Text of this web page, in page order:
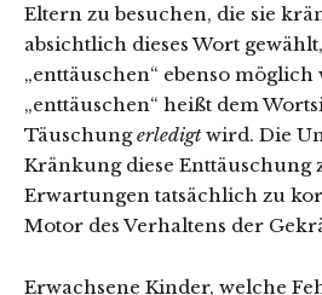
Eltern zu besuchen, die sie
absichtlich dieses Wort
„enttäuschen“ ebenso möglich
„enttäuschen“ heißt dem
Täuschungerledigtwird. Die
Kränkung diese Enttäuschung
Erwartungen tatsächlich zu
Motor des Verhaltens der
Erwachsene Kinder, welche